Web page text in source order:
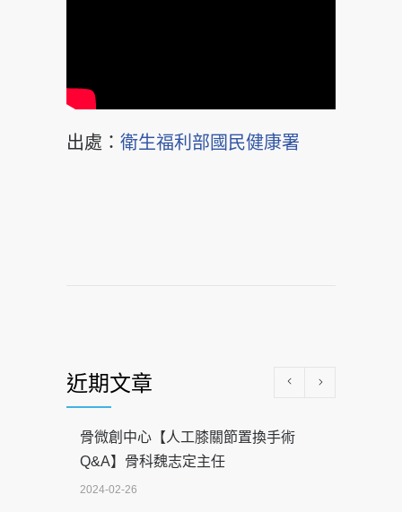
出處： 衛生福利部國民健康署
近期文章
骨微創中心【人工膝關節置換手術
Q&A】骨科魏志定主任
2024-02-26